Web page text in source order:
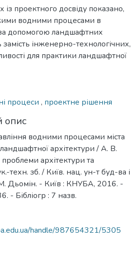
із проектного досвіду показано,
водними процесами в
за допомогою ландшафтних
інженерно-технологічних,
для практики ландшафтної
процеси , проектне рішення
опис
водними процесами міста
ландшафтної архітектури / А. В.
проблеми архітектури та
техн. зб. / Київ. нац. ун-т буд-ва і
М. Дьомін. - Київ : КНУБА, 2016. -
- Бібліогр : 7 назв.
handle/987654321/5305